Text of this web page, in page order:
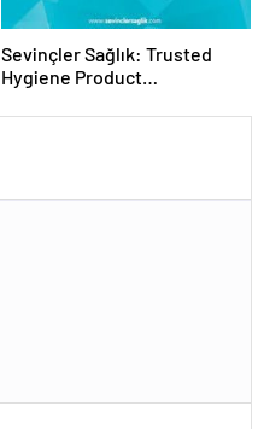
Sevinçler Sağlık: Trusted
Hygiene Product